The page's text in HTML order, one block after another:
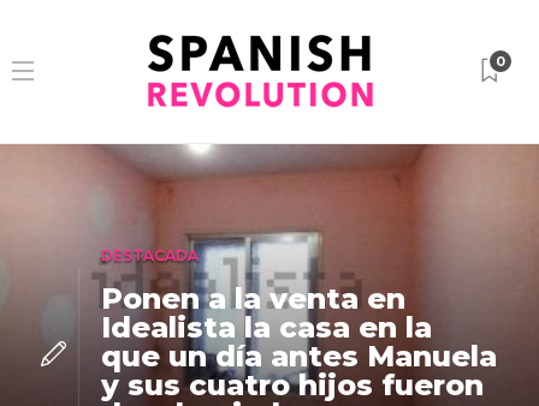
0
DESTACADA
Ponen a la venta en
Idealista la casa en la
que un día antes Manuela
y sus cuatro hijos fueron